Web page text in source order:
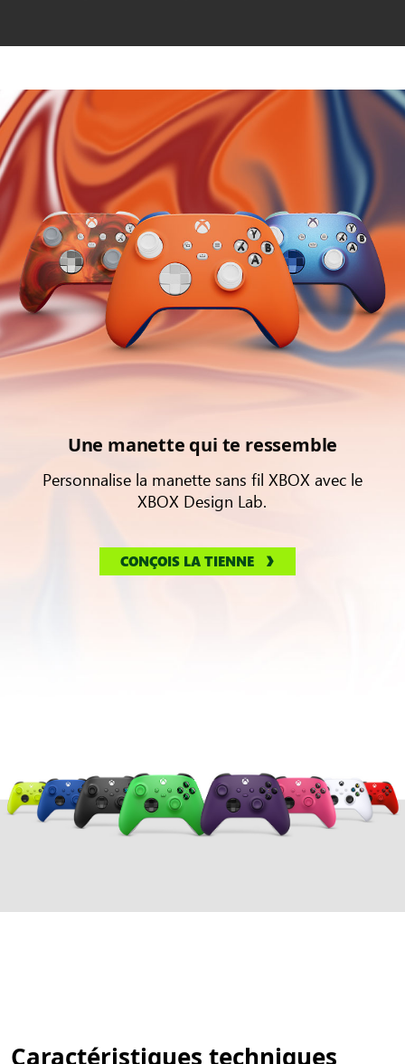
Une manette qui te ressemble
Personnalise la manette sans fil XBOX avec le
XBOX Design Lab.
CONÇOIS LA TIENNE
Caractéristiques techniques